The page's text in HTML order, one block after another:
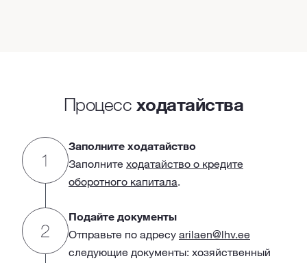
Процесс ходатайства
Заполните ходатайство
Заполните ходатайство о кредите
оборотного капитала.
Подайте документы
Отправьте по адресу arilaen@lhv.ee
следующие документы: хозяйственный